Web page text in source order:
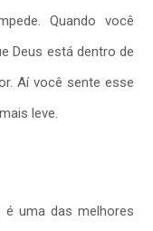
Quando você
Deus está dentro de
Aí você sente esse
leve.
é uma das melhores